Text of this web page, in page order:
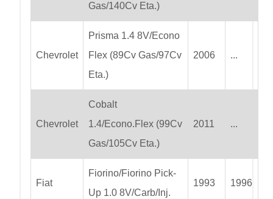
Gas/140Cv Eta.)
Chevrolet
Prisma 1.4 8V/Econo
Flex (89Cv Gas/97Cv
Eta.)
2006 ...
Chevrolet
Cobalt
1.4/Econo.Flex (99Cv
Gas/105Cv Eta.)
2011 ...
Fiat
Fiorino/Fiorino Pick-
Up 1.0 8V/Carb/Inj.
1993 1996